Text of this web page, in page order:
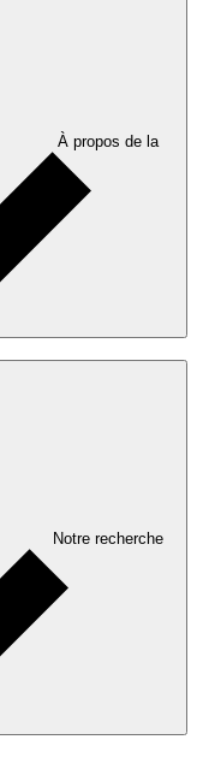
À propos de la
Notre recherche